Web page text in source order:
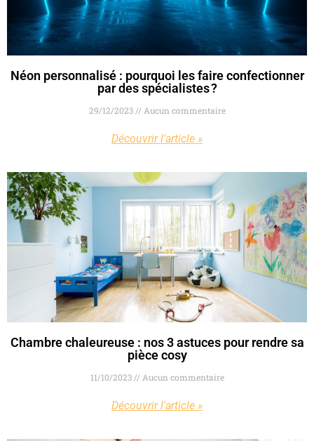
Néon personnalisé : pourquoi les faire confectionner
par des spécialistes ?
29/12/2023 Aucun commentaire
Découvrir l'article »
Chambre chaleureuse : nos 3 astuces pour rendre sa
pièce cosy
11/10/2023 Aucun commentaire
Découvrir l'article »